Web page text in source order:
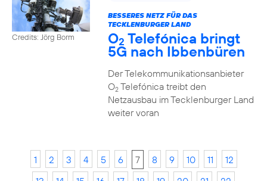
Credits: Jörg Borm
BESSERES NETZ FÜR DAS
TECKLENBURGER LAND
O2 Telefónica bringt
5G nach Ibbenbüren
Der Telekommunikationsanbieter
O2Telefónica treibt den
Netzausbau im Tecklenburger Land
weiter voran
1 2 3 4 5 6 7 8 9 10 11
12